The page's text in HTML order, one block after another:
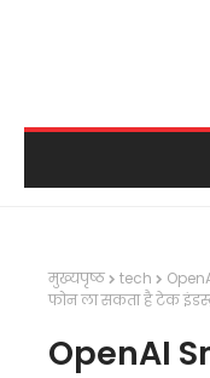
मुख्यपृष्ठ tech
फोन ला सकता है टेक
OpenAI